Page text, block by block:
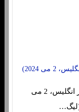
2024)
شرط بندی بازی لوتون و اورتون (لیگ برتر انگلیس، 2 می